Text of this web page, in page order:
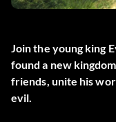
Join the young king
found a new
friends, unite his
evil.